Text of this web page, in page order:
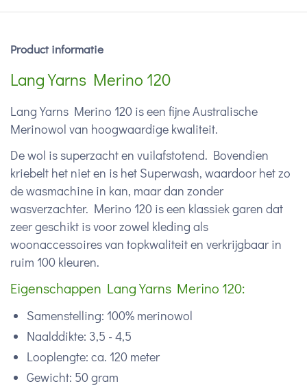
Product informatie
Lang Yarns Merino 120
Lang Yarns Merino 120 is een fijne Australische
Merinowol van hoogwaardige kwaliteit.
De wol is superzacht en vuilafstotend. Bovendien
kriebelt het niet en is het Superwash, waardoor het zo
de wasmachine in kan, maar dan zonder
wasverzachter. Merino 120 is een klassiek garen dat
zeer geschikt is voor zowel kleding als
woonaccessoires van topkwaliteit en verkrijgbaar in
ruim 100 kleuren.
Eigenschappen Lang Yarns Merino 120:
Samenstelling: 100% merinowol
Naalddikte: 3,5 - 4,5
Looplengte: ca. 120 meter
Gewicht: 50 gram